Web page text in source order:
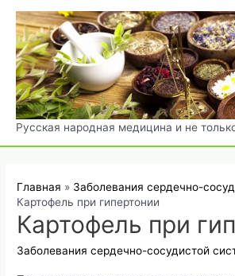
Перейти
содержимому
Русская народная медицина и не
Главная
Заболевания сердечно-
Картофель при гипертонии
Картофель при
Заболевания сердечно-сосудистой